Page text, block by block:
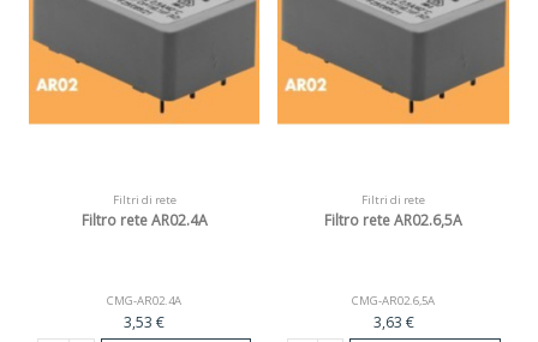
Filtri di rete
Filtro rete AR02.4A
CMG-AR02.4A
3,53 €
Filtri di rete
Filtro rete AR02.6,5A
CMG-AR02.6,5A
3,63 €